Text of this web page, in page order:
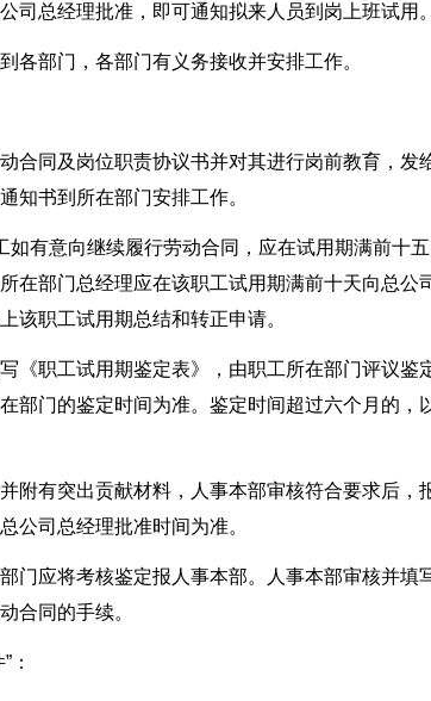
司总经理批准，即可通知拟来人员到岗上班试用
各部门，各部门有义务接收并安排工作。
合同及岗位职责协议书并对其进行岗前教育，发
知书到所在部门安排工作。
有意向继续履行劳动合同，应在试用期满前十
在部门总经理应在该职工试用期满前十天向总公
该职工试用期总结和转正申请。
《职工试用期鉴定表》，由职工所在部门评议鉴
部门的鉴定时间为准。鉴定时间超过六个月的，
附有突出贡献材料，人事本部审核符合要求后，
公司总经理批准时间为准。
门应将考核鉴定报人事本部。人事本部审核并填
合同的手续。
：